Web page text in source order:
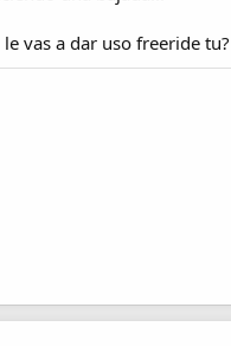
vas a dar uso freeride tu?